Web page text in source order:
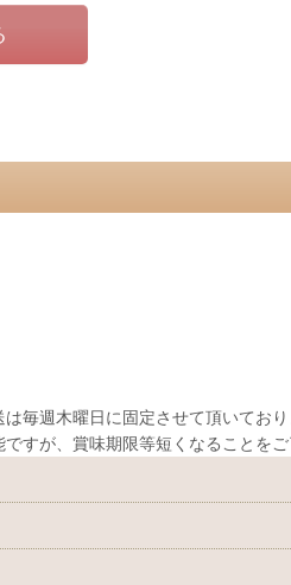
毎週木曜日に固定させて頂いてお
すが、賞味期限等短くなることをご